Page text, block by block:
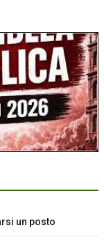
un posto